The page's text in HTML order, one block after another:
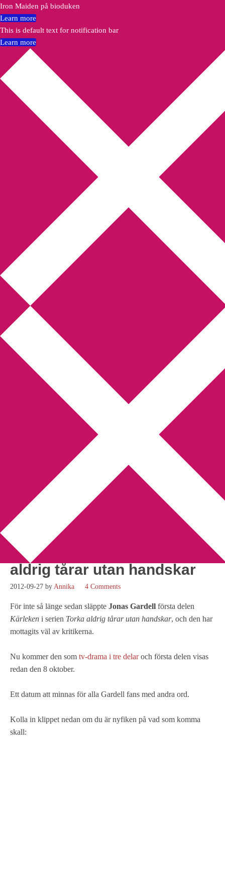
Annikas litteratur-
och kulturblogg
Deckare, kriminalromaner, thrillers
Hem Författarfemman
Webbshop Amazon
Bokbloggsjerka Bloggmaraton
Kriminalroman Min tv-blogg
You are here: Jonas Gardell
8 oktober är det premiär för
Gardells tv-drama Torka aldrig tårar utan handskar
8 oktober är det premiär för
Gardells tv-drama Torka
aldrig tårar utan handskar
2012-09-27 by Annika 4 Comments
För inte så länge sedan släppte Jonas Gardell första delen
Kärleken i serien Torka aldrig tårar utan handskar, och den har
mottagits väl av kritikerna.
Nu kommer den som tv-drama i tre delaroch första delen visas
redan den 8 oktober.
Ett datum att minnas för alla Gardell fans med andra ord.
Kolla in klippet nedan om du är nyfiken på vad som komma
skall:
Iron Maiden på bioduken
Learn more
This is default text for notification bar
Learn more